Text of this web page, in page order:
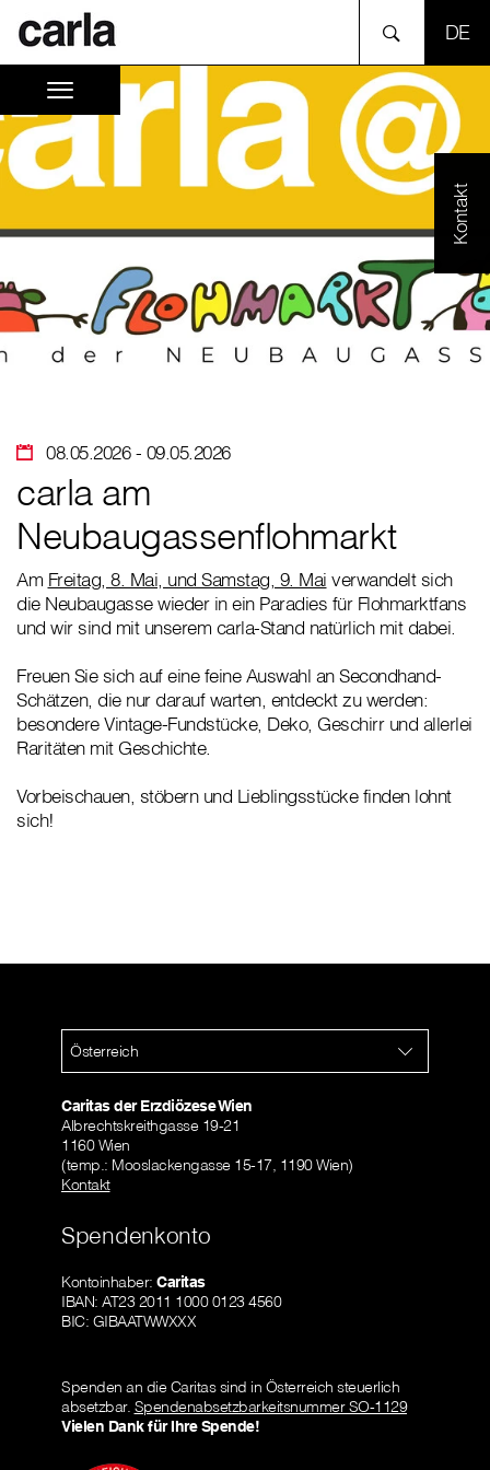
Kontakt
08.05.2026- 09.05.2026
carla am
Neubaugassenflohmarkt
Am Freitag, 8. Mai, und Samstag, 9. Mai verwandelt sich
die Neubaugasse wieder in ein Paradies für Flohmarktfans
und wir sind mit unserem carla-Stand natürlich mit dabei.
Freuen Sie sich auf eine feine Auswahl an Secondhand-
Schätzen, die nur darauf warten, entdeckt zu werden:
besondere Vintage-Fundstücke, Deko, Geschirr und allerlei
Raritäten mit Geschichte.
Vorbeischauen, stöbern und Lieblingsstücke finden lohnt
sich!
Österreich
Caritas der Erzdiözese Wien
Albrechtskreithgasse 19-21
1160 Wien
(temp.: Mooslackengasse 15-17, 1190 Wien)
Kontakt
Spendenkonto
Kontoinhaber: Caritas
IBAN: AT23 2011 1000 0123 4560
BIC: GIBAATWWXXX
Spenden an die Caritas sind in Österreich steuerlich
absetzbar. Spendenabsetzbarkeitsnummer SO-1129
Vielen Dank für Ihre Spende!